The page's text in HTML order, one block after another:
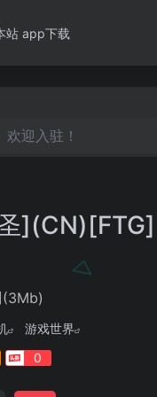
站 app下载
欢迎入驻！
](CN)[FTG]
游戏世界
0